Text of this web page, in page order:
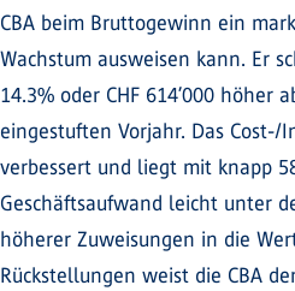
CBA beim Bruttogewinn ein
Wachstum ausweisen kann. Er
14.3% oder CHF 614’000 höher
eingestuften Vorjahr. Das Cost-/
verbessert und liegt mit knapp
Geschäftsaufwand leicht unter
höherer Zuweisungen in die
Rückstellungen weist die CBA